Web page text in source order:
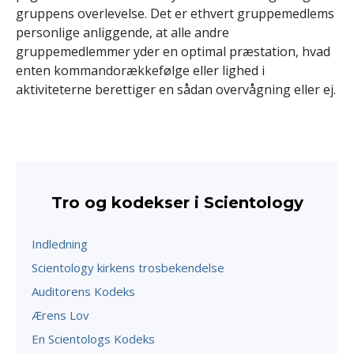
gruppens overlevelse. Det er ethvert gruppemedlems
personlige anliggende, at alle andre
gruppemedlemmer yder en optimal præstation, hvad
enten kommandorækkefølge eller lighed i
aktiviteterne berettiger en sådan overvågning eller ej.
Tro og kodekser i Scientology
Indledning
Scientology kirkens trosbekendelse
Auditorens Kodeks
Ærens Lov
En Scientologs Kodeks